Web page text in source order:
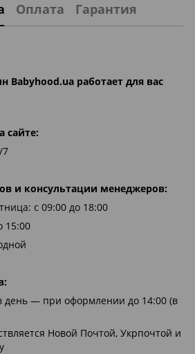
Оплата Гарантия
Babyhood.ua работает для вас
сайте:
7
и консультации менеджеров:
с 09:00 до 18:00
15:00
день — при оформлении до 14:00 (в
Новой Почтой, Укрпочтой и